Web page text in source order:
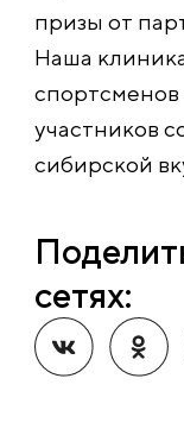
призы от
Наша
участников
сибирской
сетях: